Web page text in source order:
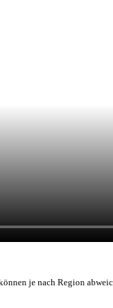
je nach Region